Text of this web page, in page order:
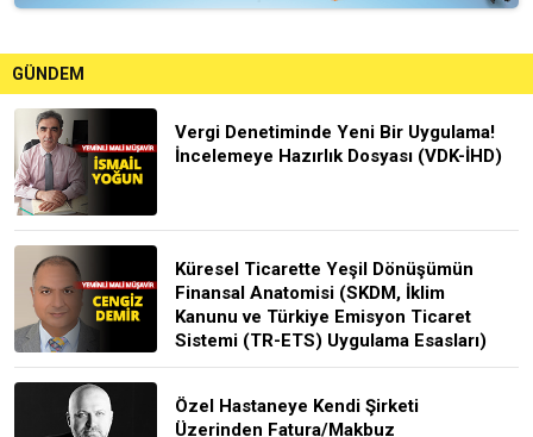
GÜNDEM
Vergi Denetiminde Yeni Bir Uygulama!
İncelemeye Hazırlık Dosyası (VDK-İHD)
Küresel Ticarette Yeşil Dönüşümün
Finansal Anatomisi (SKDM, İklim
Kanunu ve Türkiye Emisyon Ticaret
Sistemi (TR-ETS) Uygulama Esasları)
Özel Hastaneye Kendi Şirketi
Üzerinden Fatura/Makbuz